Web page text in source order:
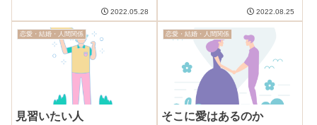
2022.05.28 2022.08.25
恋愛・結婚・人間関係
見習いたい人
恋愛・結婚・人間関係
そこに愛はあるのか